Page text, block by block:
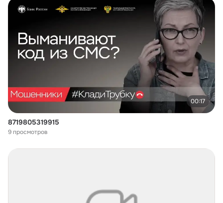
00:17
8719805319915
9 просмотров